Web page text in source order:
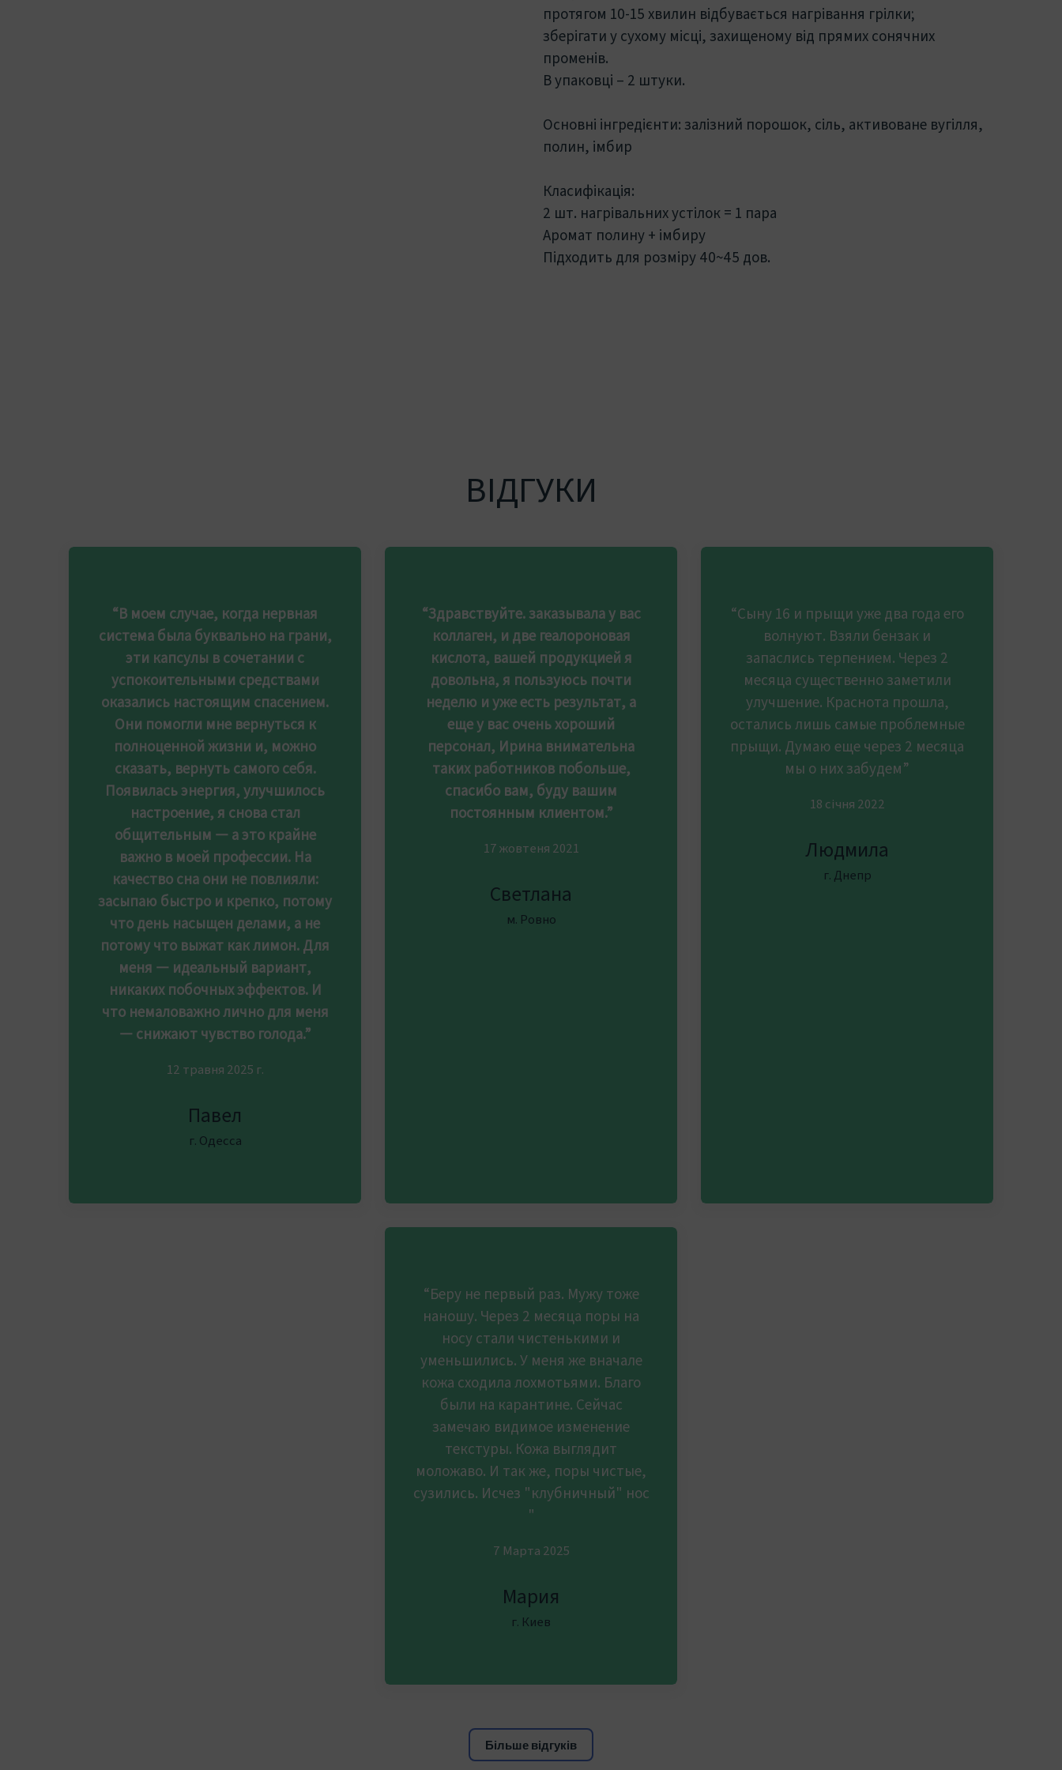
протягом 10-15 хвилин відбувається нагрівання грілки;
зберігати у сухому місці, захищеному від прямих сонячних
променів.
В упаковці – 2 штуки.
Основні інгредієнти: залізний порошок, сіль, активоване вугілля,
полин, імбир
Класифікація:
2 шт. нагрівальних устілок = 1 пара
Аромат полину + імбиру
Підходить для розміру 40~45 дов.
ВІДГУКИ
“В моем случае, когда нервная
система была буквально на грани,
эти капсулы в сочетании с
успокоительными средствами
оказались настоящим спасением.
Они помогли мне вернуться к
полноценной жизни и, можно
сказать, вернуть самого себя.
Появилась энергия, улучшилось
настроение, я снова стал
общительным — а это крайне
важно в моей профессии. На
качество сна они не повлияли:
засыпаю быстро и крепко, потому
что день насыщен делами, а не
потому что выжат как лимон. Для
меня — идеальный вариант,
никаких побочных эффектов. И
что немаловажно лично для меня
— снижают чувство голода.”
12 травня 2025 г.
Павел
г. Одесса
“Здравствуйте. заказывала у вас
коллаген, и две геалороновая
кислота, вашей продукцией я
довольна, я пользуюсь почти
неделю и уже есть результат, а
еще у вас очень хороший
персонал, Ирина внимательна
таких работников побольше,
спасибо вам, буду вашим
постоянным клиентом.”
17 жовтеня 2021
Светлана
м. Ровно
“Сыну 16 и прыщи уже два года его
волнуют. Взяли бензак и
запаслись терпением. Через 2
месяца существенно заметили
улучшение. Краснота прошла,
остались лишь самые проблемные
прыщи. Думаю еще через 2 месяца
мы о них забудем”
18 січня 2022
Людмила
г. Днепр
“Беру не первый раз. Мужу тоже
наношу. Через 2 месяца поры на
носу стали чистенькими и
уменьшились. У меня же вначале
кожа сходила лохмотьями. Благо
были на карантине. Сейчас
замечаю видимое изменение
текстуры. Кожа выглядит
моложаво. И так же, поры чистые,
сузились. Исчез "клубничный" нос
"
7 Марта 2025
Мария
г. Киев
Більше відгуків